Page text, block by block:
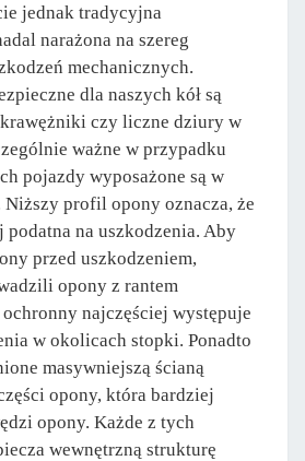
jednak tradycyjna
narażona na szereg
mechanicznych.
dla naszych kół są
krawężniki czy liczne dziury w
ważne w przypadku
pojazdy wyposażone są w
profil opony oznacza, że
na uszkodzenia. Aby
przed uszkodzeniem,
opony z rantem
najczęściej występuje
w okolicach stopki. Ponadto
masywniejszą ścianą
opony, która bardziej
opony. Każde z tych
wewnętrzną strukturę